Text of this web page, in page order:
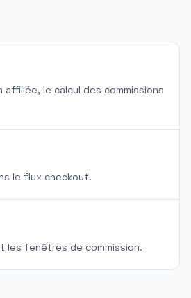
le calcul des commissions
le flux checkout.
les fenêtres de commission.